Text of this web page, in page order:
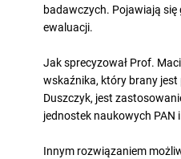
badawczych. Pojawiają
ewaluacji.
Jak sprecyzował Prof.
wskaźnika, który brany jest
Duszczyk, jest
jednostek naukowych
Innym rozwiązaniem